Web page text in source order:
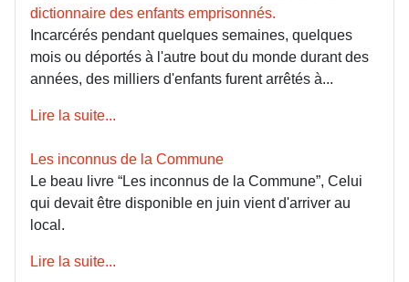
dictionnaire des enfants emprisonnés.
Incarcérés pendant quelques semaines, quelques
mois ou déportés à l'autre bout du monde durant des
années, des milliers d'enfants furent arrêtés à...
Lire la suite...
Les inconnus de la Commune
Le beau livre “Les inconnus de la Commune”, Celui
qui devait être disponible en juin vient d'arriver au
local.
Lire la suite...